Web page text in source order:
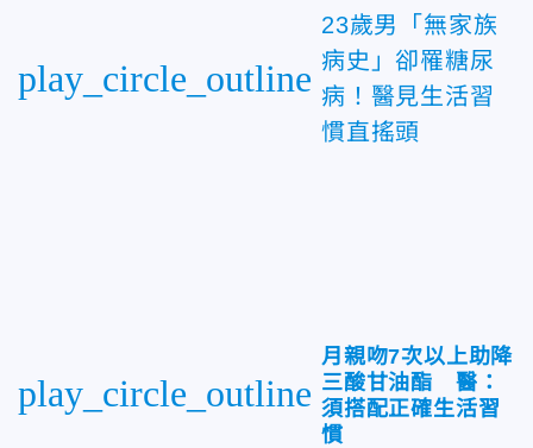
play_circle_outline
23歲男「無家族
病史」卻罹糖尿
病！醫見生活習
慣直搖頭
play_circle_outline
月親吻7次以上助降
三酸甘油酯 醫：
須搭配正確生活習
慣